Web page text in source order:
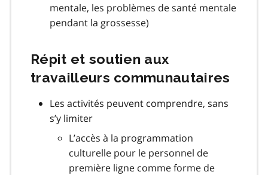
mentale, les problèmes de santé mentale
pendant la grossesse)
Répit et soutien aux
travailleurs communautaires
Les activités peuvent comprendre, sans
s’y limiter
L’accès à la programmation
culturelle pour le personnel de
première ligne comme forme de